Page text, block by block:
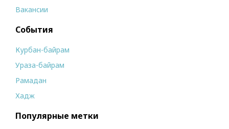
Вакансии
События
Курбан-байрам
Ураза-байрам
Рамадан
Хадж
Популярные метки